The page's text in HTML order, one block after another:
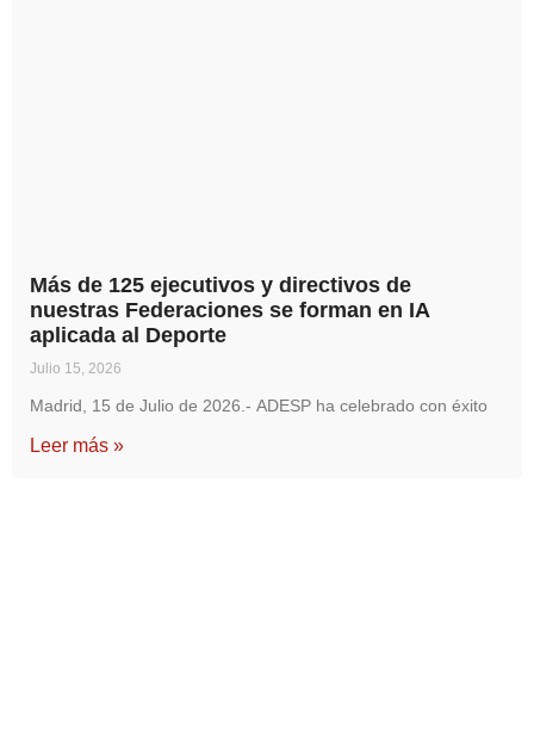
Más de 125 ejecutivos y directivos de
nuestras Federaciones se forman en IA
aplicada al Deporte
Julio 15, 2026
Madrid, 15 de Julio de 2026.- ADESP ha celebrado con éxito
Leer más »